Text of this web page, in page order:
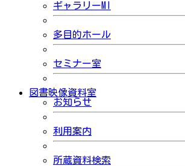
ギャラリーMI
多目的ホール
セミナー室
図書映像資料室
お知らせ
利用案内
所蔵資料検索